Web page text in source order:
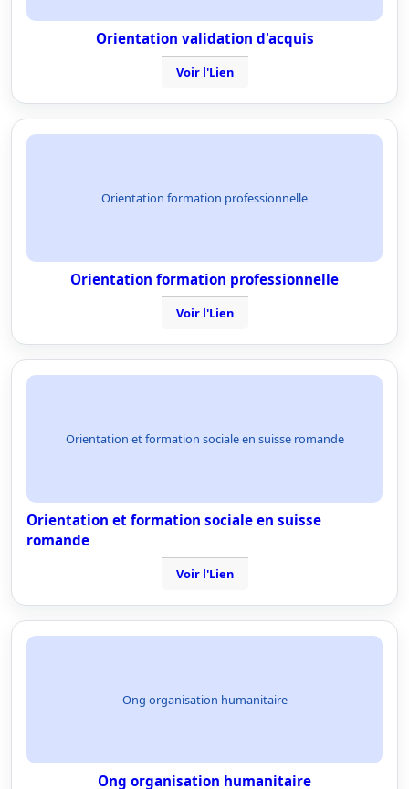
Orientation validation d'acquis
Voir l'Lien
Orientation formation professionnelle
Orientation formation professionnelle
Voir l'Lien
Orientation et formation sociale en suisse romande
Orientation et formation sociale en suisse
romande
Voir l'Lien
Ong organisation humanitaire
Ong organisation humanitaire